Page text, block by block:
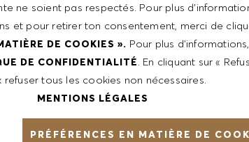
ne soient pas respectés. Pour plus
et pour retirer ton consentement, merci de
DE COOKIES ». Pour plus
DE CONFIDENTIALITÉ. En cliquant sur «
refuser tous les cookies non nécessaires.
MENTIONS LÉGALES
PRÉFÉRENCES EN MATIÈRE DE
sein du notre réseau en France mais
de votre carrière chez HUGO BOSS